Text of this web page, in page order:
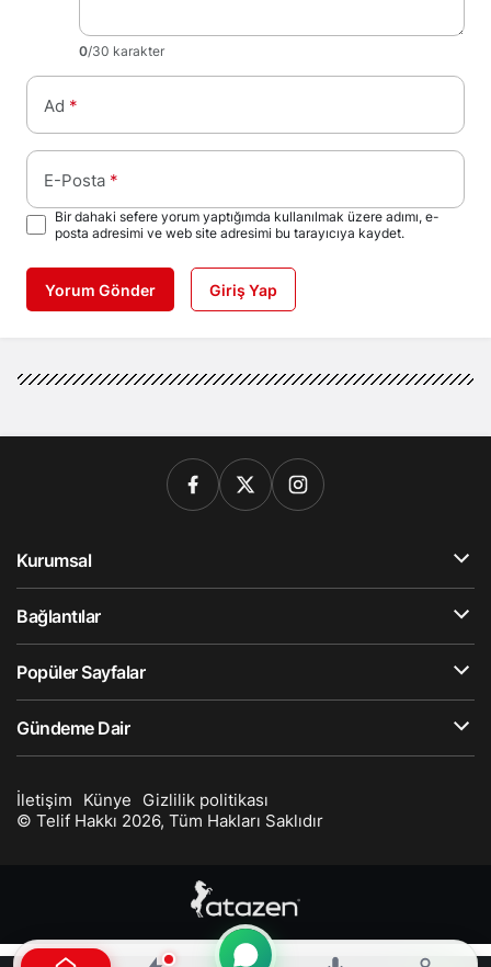
0/30 karakter
Ad *
E-Posta *
Bir dahaki sefere yorum yaptığımda kullanılmak üzere adımı, e-
posta adresimi ve web site adresimi bu tarayıcıya kaydet.
Yorum Gönder Giriş Yap
Kurumsal
Bağlantılar
Popüler Sayfalar
Gündeme Dair
İletişim Künye
Gizlilik politikası
© Telif Hakkı 2026, Tüm Hakları Saklıdır